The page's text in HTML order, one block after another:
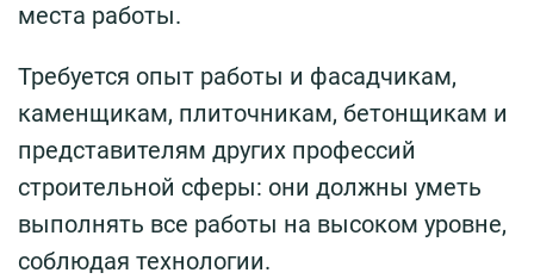
места работы.
Требуется опыт работы и фасадчикам,
каменщикам, плиточникам, бетонщикам и
представителям других профессий
строительной сферы: они должны уметь
выполнять все работы на высоком уровне,
соблюдая технологии.